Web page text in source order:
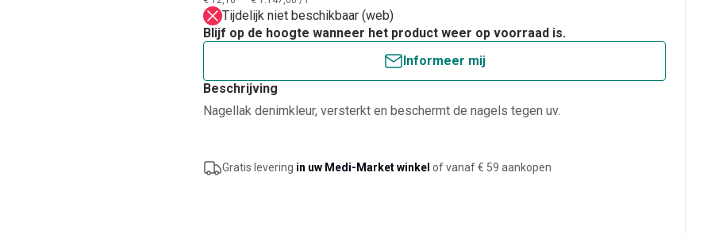
Tijdelijk niet beschikbaar (web)
Blijf op de hoogte wanneer het product weer op voorraad is.
Informeer mij
Beschrijving
Nagellak denimkleur, versterkt en beschermt de nagels tegen uv.
Gratis levering in uw Medi-Market winkel of vanaf € 59 aankopen